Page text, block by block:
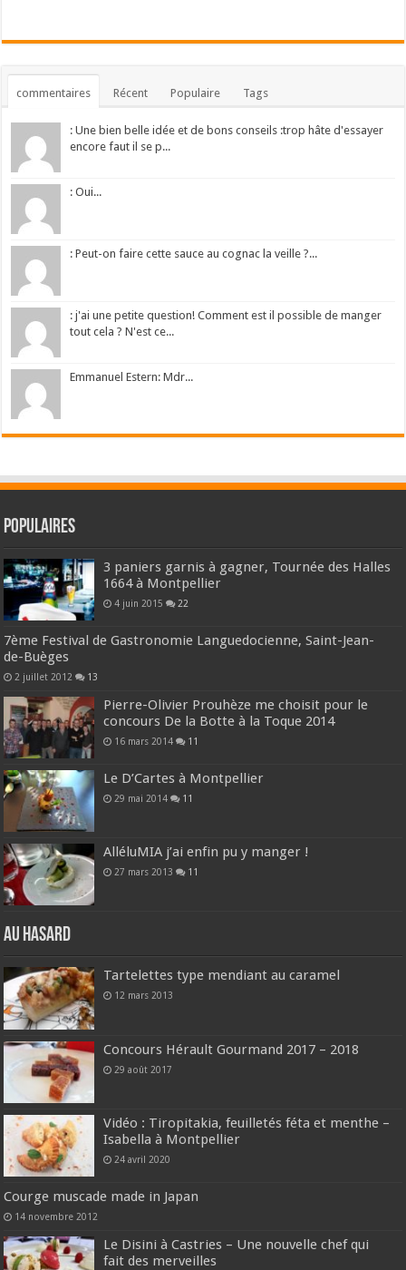
commentaires Récent Populaire Tags
: Une bien belle idée et de bons conseils :trop hâte d'essayer
encore faut il se p...
: Oui...
: Peut-on faire cette sauce au cognac la veille ?...
: j'ai une petite question! Comment est il possible de manger
tout cela ? N'est ce...
Emmanuel Estern: Mdr...
Populaires
3 paniers garnis à gagner, Tournée des Halles
1664 à Montpellier
4 juin 2015 22
7ème Festival de Gastronomie Languedocienne, Saint-Jean-
de-Buèges
2 juillet 2012 13
Pierre-Olivier Prouhèze me choisit pour le
concours De la Botte à la Toque 2014
16 mars 2014 11
Le D’Cartes à Montpellier
29 mai 2014 11
AlléluMIA j’ai enfin pu y manger !
27 mars 2013 11
Au hasard
Tartelettes type mendiant au caramel
12 mars 2013
Concours Hérault Gourmand 2017 – 2018
29 août 2017
Vidéo : Tiropitakia, feuilletés féta et menthe –
Isabella à Montpellier
24 avril 2020
Courge muscade made in Japan
14 novembre 2012
Le Disini à Castries – Une nouvelle chef qui
fait des merveilles